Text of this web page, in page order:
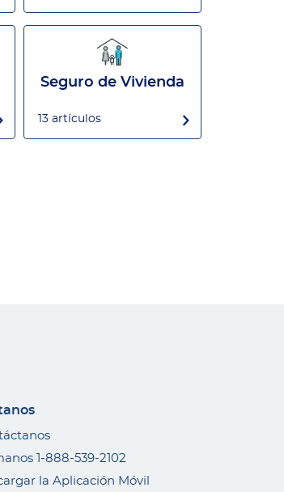
Seguro de Vivienda
13 artículos
1-888-539-2102
la Aplicación Móvil